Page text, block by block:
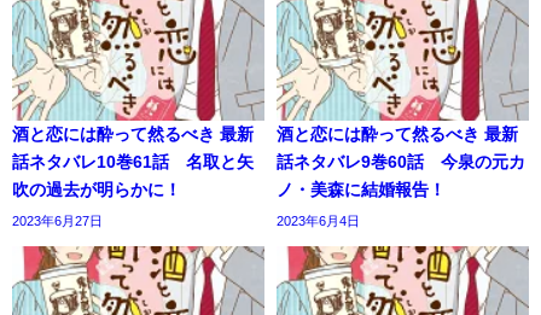
酒と恋には酔って然るべき 最新
話ネタバレ10巻61話 名取と矢
吹の過去が明らかに！
2023年6月27日
酒と恋には酔って然るべき 最新
話ネタバレ9巻60話 今泉の元カ
ノ・美森に結婚報告！
2023年6月4日